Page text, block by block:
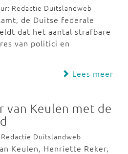
Redactie Duitslandweb
de Duitse federale
dat het aantal strafbare
van politici en
Lees meer
van Keulen met de
Duitslandweb
Keulen, Henriette Reker,